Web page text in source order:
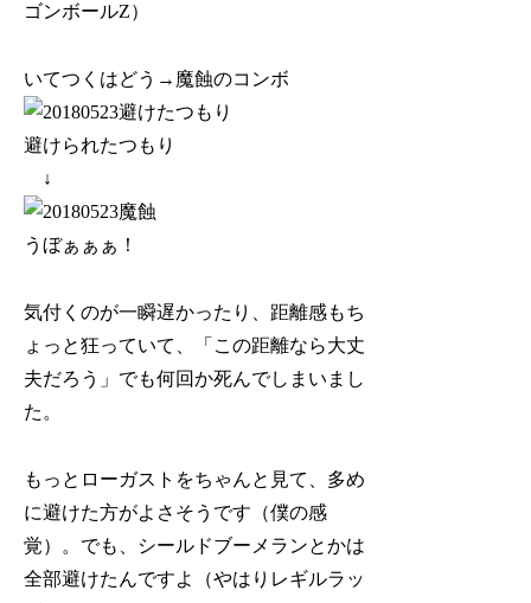
ゴンボールZ）
いてつくはどう→魔蝕のコンボ
避けられたつもり
↓
うぼぁぁぁ！
気付くのが一瞬遅かったり、距離感もち
ょっと狂っていて、「この距離なら大丈
夫だろう」でも何回か死んでしまいまし
た。
もっとローガストをちゃんと見て、多め
に避けた方がよさそうです（僕の感
覚）。でも、シールドブーメランとかは
全部避けたんですよ（やはりレギルラッ